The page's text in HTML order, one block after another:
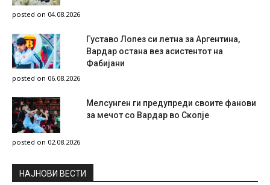
posted on 04.08.2026
Густаво Лопез си летна за Аргентина,
Вардар остана вез асистентот на
Фабијани
posted on 06.08.2026
Мелсунген ги предупреди своите фанови
за мечот со Вардар во Скопје
posted on 02.08.2026
НAЈНОВИ ВЕСТИ